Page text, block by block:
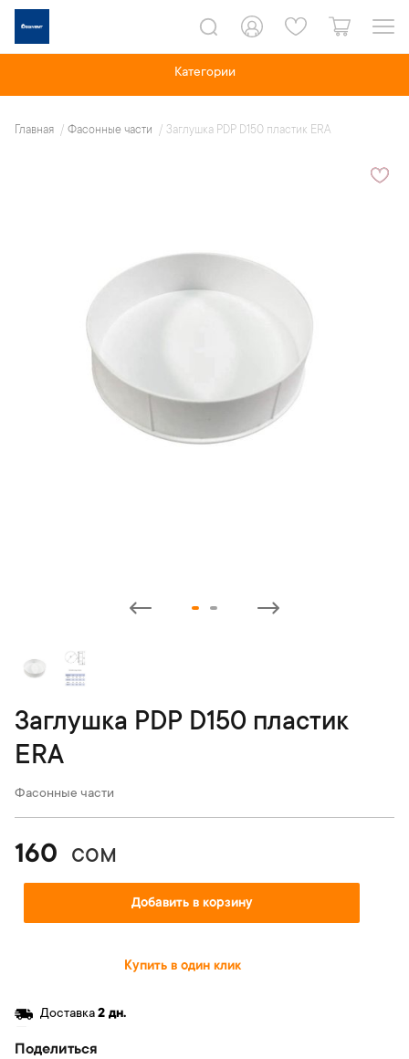
Главная Фасонные части Заглушка PDP D150 пластик ERA
Заглушка PDP D150 пластик
ERA
Фасонные части
160 сом
Добавить в корзину
Купить в один клик
Доставка2 дн.
Поделиться
Категории